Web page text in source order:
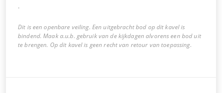
.
Dit is een openbare veiling. Een uitgebracht bod op dit kavel is
bindend. Maak a.u.b. gebruik van de kijkdagen alvorens een bod uit
te brengen. Op dit kavel is geen recht van retour van toepassing.